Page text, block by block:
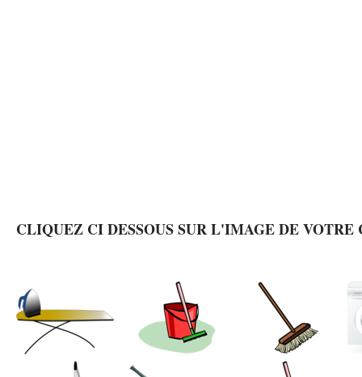
CLIQUEZ CI DESSOUS SUR L'IMAGE DE VOTRE